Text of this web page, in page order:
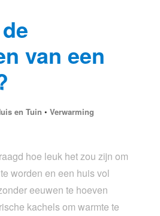
van een
en Tuin •Verwarming
hoe leuk het zou zijn om
worden en een huis vol
eeuwen te hoeven
kachels om warmte te